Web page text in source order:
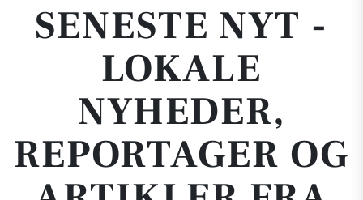
SENESTE NYT -
LOKALE
NYHEDER,
REPORTAGER OG